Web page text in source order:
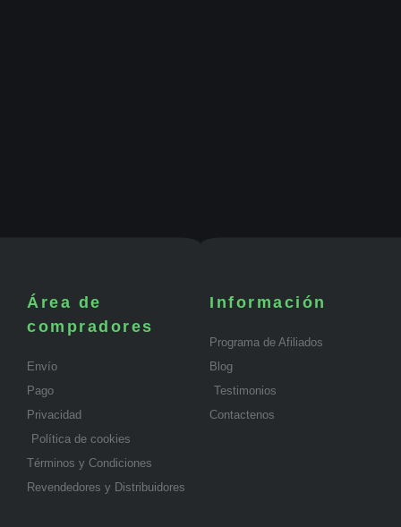
Área de
compradores
Envío
Pago
Privacidad
Política de cookies
Términos y Condiciones
Revendedores y Distribuidores
Información
Programa de Afiliados
Blog
Testimonios
Contactenos